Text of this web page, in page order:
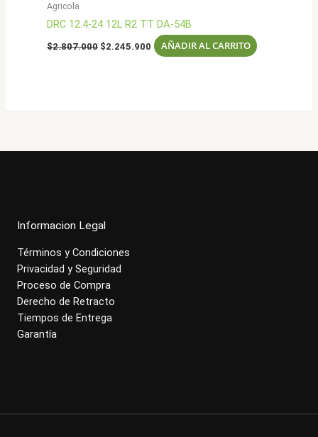
Agricola
DRC 12.4-24 12L R2 TT DA-54B
$2.807.000 El
$2.245.900 El
precio
AÑADIR AL CARRITO
Informacion Legal
Términos y Condiciones
Privacidad y Seguridad
Proceso de Compra
Derecho de Retracto
Tiempos de Entrega
Garantía